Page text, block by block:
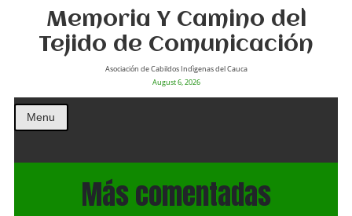
Memoria Y Camino del
Tejido de Comunicación
Asociación de Cabildos Indìgenas del Cauca
August 6, 2026
Menu
Más comentadas